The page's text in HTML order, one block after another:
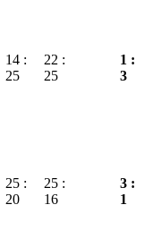
14 :
25
22 :
25
1 :
3
25 :
20
25 :
16
3 :
1